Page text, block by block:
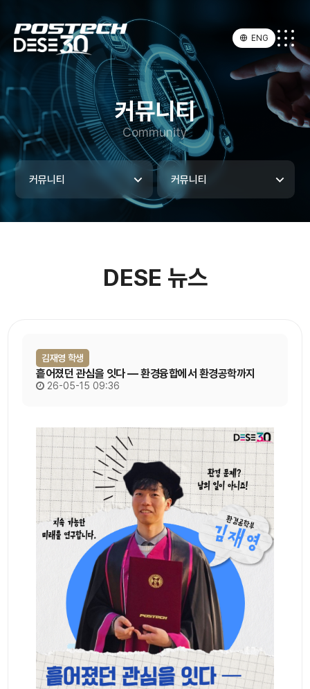
ENG
커뮤니티
Community
커뮤니티 커뮤니티
DESE 뉴스
김재영 학생
흩어졌던 관심을 잇다 ― 환경융합에서 환경공학까지
26-05-15 09:36